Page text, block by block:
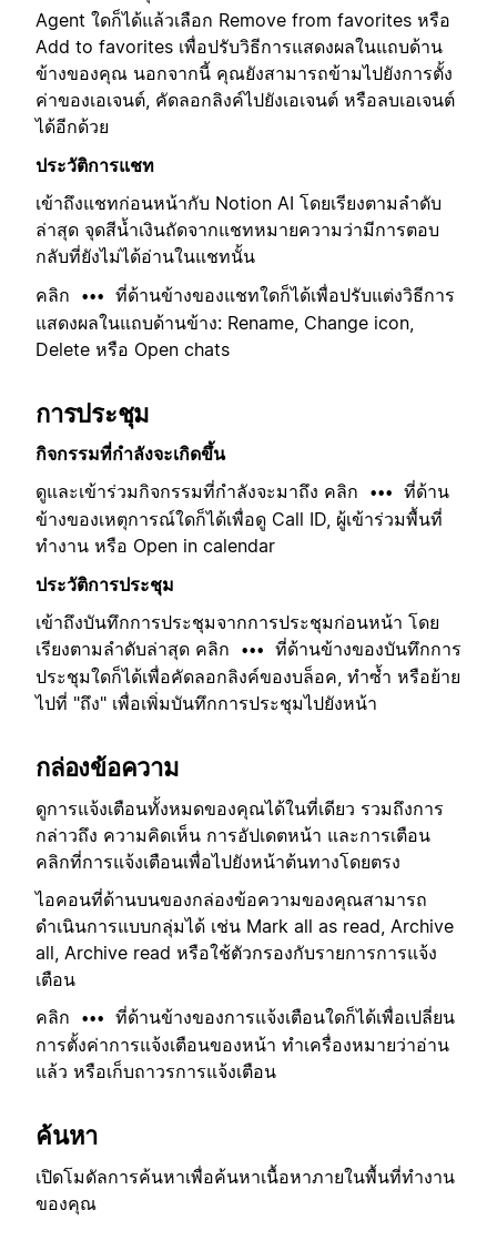
Agent ใดก็ได้แล้วเลือก Remove from favorites หรือ
Add to favorites เพื่อปรับวิธีการแสดงผลในแถบด้าน
ข้างของคุณ นอกจากนี้ คุณยังสามารถข้ามไปยังการตั้ง
ค่าของเอเจนต์, คัดลอกลิงค์ไปยังเอเจนต์ หรือลบเอเจนต์
ได้อีกด้วย
ประวัติการแชท
เข้าถึงแชทก่อนหน้ากับ Notion AI โดยเรียงตามลำดับ
ล่าสุด จุดสีน้ำเงินถัดจากแชทหมายความว่ามีการตอบ
กลับที่ยังไม่ได้อ่านในแชทนั้น
คลิก
•••
ที่ด้านข้างของแชทใดก็ได้เพื่อปรับแต่งวิธีการ
แสดงผลในแถบด้านข้าง: Rename, Change icon,
Delete หรือ Open chats
การประชุม
กิจกรรมที่กำลังจะเกิดขึ้น
ดูและเข้าร่วมกิจกรรมที่กำลังจะมาถึง คลิก
•••
ที่ด้าน
ข้างของเหตุการณ์ใดก็ได้เพื่อดู Call ID, ผู้เข้าร่วมพื้นที่
ทำงาน หรือ Open in calendar
ประวัติการประชุม
เข้าถึงบันทึกการประชุมจากการประชุมก่อนหน้า โดย
เรียงตามลำดับล่าสุด คลิก
•••
ที่ด้านข้างของบันทึกการ
ประชุมใดก็ได้เพื่อคัดลอกลิงค์ของบล็อค, ทำซ้ำ หรือย้าย
ไปที่ "ถึง" เพื่อเพิ่มบันทึกการประชุมไปยังหน้า
กล่องข้อความ
ดูการแจ้งเตือนทั้งหมดของคุณได้ในที่เดียว รวมถึงการ
กล่าวถึง ความคิดเห็น การอัปเดตหน้า และการเตือน
คลิกที่การแจ้งเตือนเพื่อไปยังหน้าต้นทางโดยตรง
ไอคอนที่ด้านบนของกล่องข้อความของคุณสามารถ
ดำเนินการแบบกลุ่มได้ เช่น Mark all as read, Archive
all, Archive read หรือใช้ตัวกรองกับรายการการแจ้ง
เตือน
คลิก
•••
ที่ด้านข้างของการแจ้งเตือนใดก็ได้เพื่อเปลี่ยน
การตั้งค่าการแจ้งเตือนของหน้า ทำเครื่องหมายว่าอ่าน
แล้ว หรือเก็บถาวรการแจ้งเตือน
ค้นหา
เปิดโมดัลการค้นหาเพื่อค้นหาเนื้อหาภายในพื้นที่ทำงาน
ของคุณ